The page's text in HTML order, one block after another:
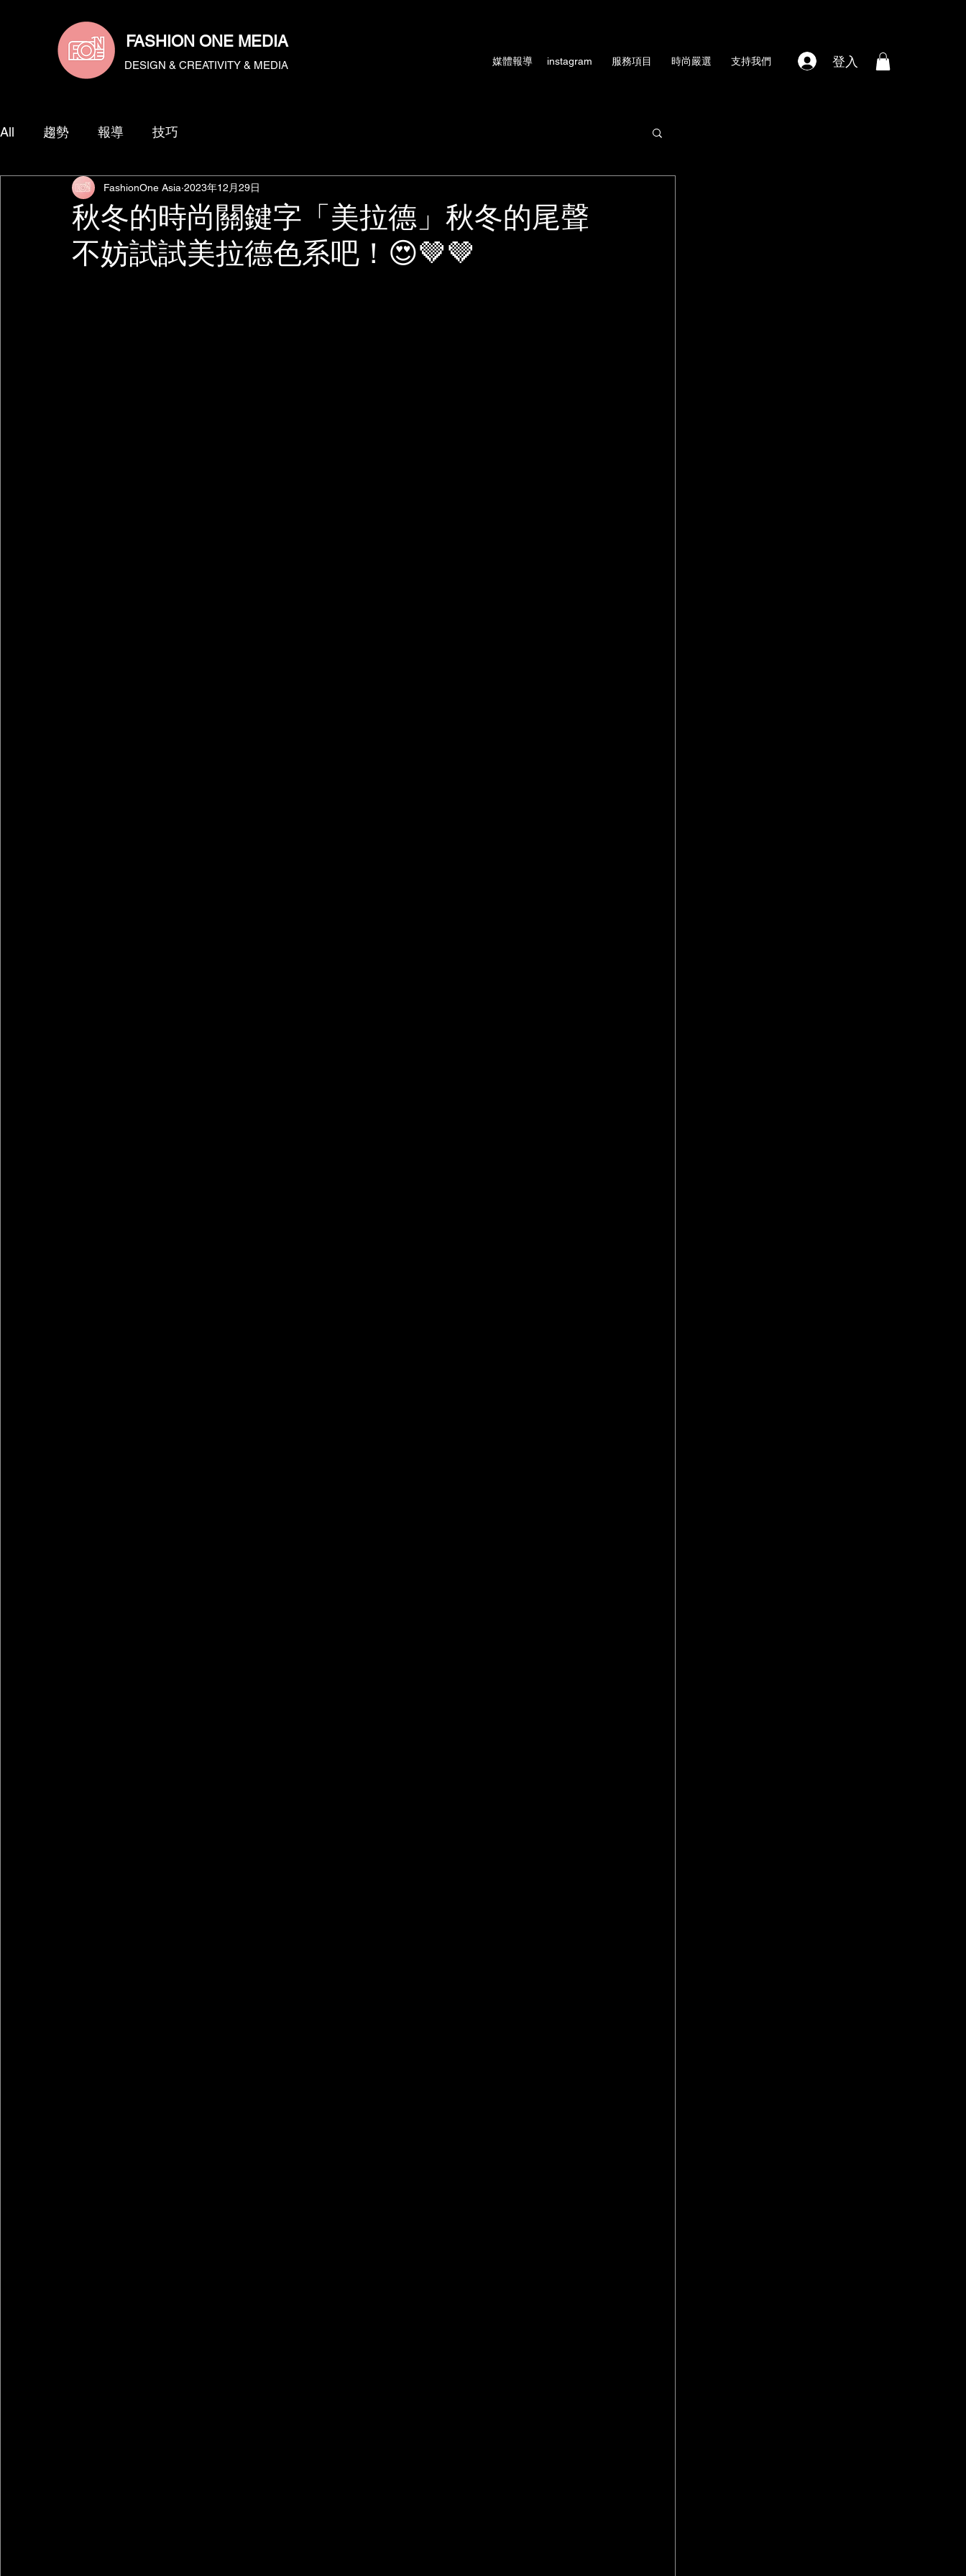
FASHION ONE MEDIA
DESIGN & CREATIVITY & MEDIA 媒體報導 instagram 服務項目 時尚嚴選 支持我們 登入
All 趨勢 報導 技巧
秋冬的時尚關鍵字「美拉德」秋冬的尾聲
不妨試試美拉德色系吧！😍🤎🤎
FashionOne Asia 2023年12月29日